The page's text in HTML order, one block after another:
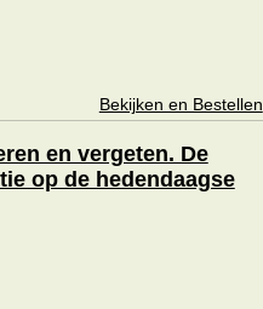
Bekijken en Bestellen
en vergeten. De
op de hedendaagse